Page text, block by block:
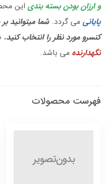
و ارزان بودن بسته بندیاین
پایانی می گردد. شما میتوانید
کنسرو مورد نظر را انتخاب کنید.
نگهدارنده می باشد.
فهرست محصولات